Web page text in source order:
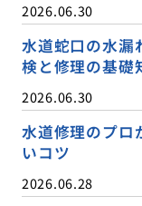
2026.06.30
水道蛇口の水漏
検と修理の基礎
2026.06.30
水道修理のプロ
いコツ
2026.06.28